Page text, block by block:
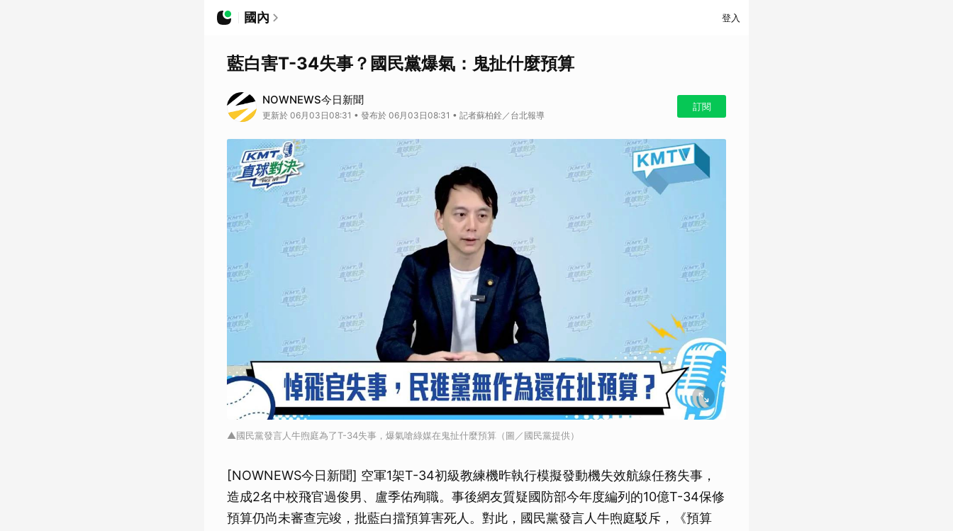
國內 登入
藍白害T-34失事？國民黨爆氣：鬼扯什麼預算
NOWNEWS今日新聞
更新於 06月03日08:31 • 發布於 06月03日08:31 • 記者蘇柏銓／台北報導
訂閱
▲國民黨發言人牛煦庭為了T-34失事，爆氣嗆綠媒在鬼扯什麼預算（圖／國民黨提供）
[NOWNEWS今日新聞] 空軍1架T-34初級教練機昨執行模擬發動機失效航線任務失事，
造成2名中校飛官過俊男、盧季佑殉職。事後網友質疑國防部今年度編列的10億T-34保修
預算仍尚未審查完竣，批藍白擋預算害死人。對此，國民黨發言人牛煦庭駁斥，《預算